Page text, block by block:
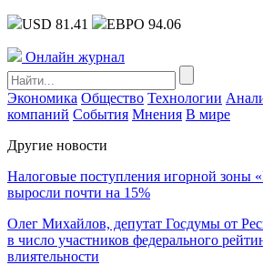
USD 81.41 ЕВРО 94.06
Онлайн журнал
Экономика Общество Технологии
компаний События Мнения В мире
Другие новости
Налоговые поступления игорной зоны
выросли почти на 15%
Олег Михайлов, депутат Госдумы от
в число участников федерального
влиятельности